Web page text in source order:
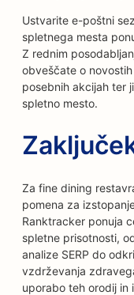
Ustvarite e-poštni
spletnega mesta
Z rednim
obveščate o
posebnih akcijah ter
spletno mesto.
Za fine dining
pomena za
Ranktracker ponuja
spletne prisotnosti,
analize SERP do
vzdrževanja
uporabo teh orodij in